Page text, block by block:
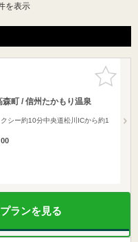
を表示
お気に入
りに追加
町 / 信州たかもり温泉
シー約10分中央道松川ICから約1
ランを見る